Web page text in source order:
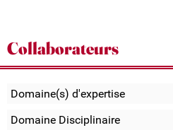
Collaborateurs
Domaine(s) d'expertise
Domaine Disciplinaire